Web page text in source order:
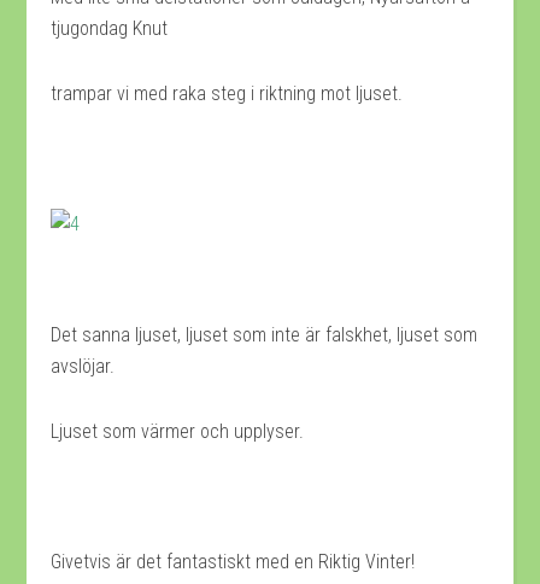
tjugondag Knut
trampar vi med raka steg i riktning mot ljuset.
Det sanna ljuset, ljuset som inte är falskhet, ljuset som
avslöjar.
Ljuset som värmer och upplyser.
Givetvis är det fantastiskt med en Riktig Vinter!